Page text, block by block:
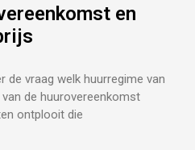
en
de vraag welk huurregime van
de huurovereenkomst
ontplooit die